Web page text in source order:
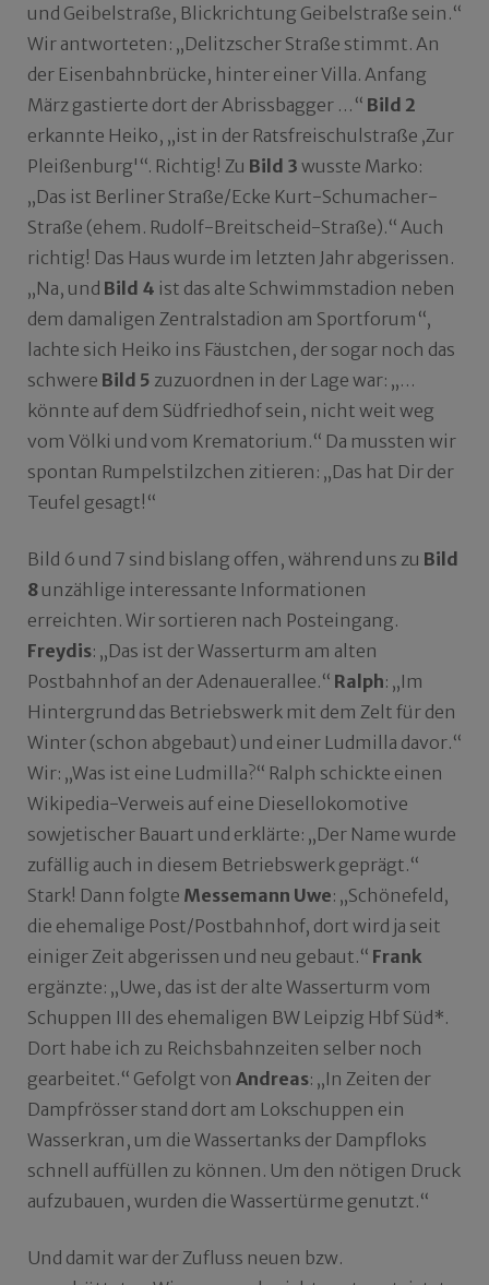
und Geibelstraße, Blickrichtung Geibelstraße sein.“
Wir antworteten: „Delitzscher Straße stimmt. An
der Eisenbahnbrücke, hinter einer Villa. Anfang
März gastierte dort der Abrissbagger …“ Bild 2
erkannte Heiko, „ist in der Ratsfreischulstraße ‚Zur
Pleißenburg'“. Richtig! Zu Bild 3 wusste Marko:
„Das ist Berliner Straße/Ecke Kurt-Schumacher-
Straße (ehem. Rudolf-Breitscheid-Straße).“ Auch
richtig! Das Haus wurde im letzten Jahr abgerissen.
„Na, und Bild 4 ist das alte Schwimmstadion neben
dem damaligen Zentralstadion am Sportforum“,
lachte sich Heiko ins Fäustchen, der sogar noch das
schwere Bild 5 zuzuordnen in der Lage war: „…
könnte auf dem Südfriedhof sein, nicht weit weg
vom Völki und vom Krematorium.“ Da mussten wir
spontan Rumpelstilzchen zitieren: „Das hat Dir der
Teufel gesagt!“
Bild 6 und 7 sind bislang offen, während uns zu Bild
8 unzählige interessante Informationen
erreichten. Wir sortieren nach Posteingang.
Freydis: „Das ist der Wasserturm am alten
Postbahnhof an der Adenauerallee.“ Ralph: „Im
Hintergrund das Betriebswerk mit dem Zelt für den
Winter (schon abgebaut) und einer Ludmilla davor.“
Wir: „Was ist eine Ludmilla?“ Ralph schickte einen
Wikipedia-Verweis auf eine Diesellokomotive
sowjetischer Bauart und erklärte: „Der Name wurde
zufällig auch in diesem Betriebswerk geprägt.“
Stark! Dann folgte Messemann Uwe: „Schönefeld,
die ehemalige Post/Postbahnhof, dort wird ja seit
einiger Zeit abgerissen und neu gebaut.“ Frank
ergänzte: „Uwe, das ist der alte Wasserturm vom
Schuppen III des ehemaligen BW Leipzig Hbf Süd*.
Dort habe ich zu Reichsbahnzeiten selber noch
gearbeitet.“ Gefolgt von Andreas: „In Zeiten der
Dampfrösser stand dort am Lokschuppen ein
Wasserkran, um die Wassertanks der Dampfloks
schnell auffüllen zu können. Um den nötigen Druck
aufzubauen, wurden die Wassertürme genutzt.“
Und damit war der Zufluss neuen bzw.